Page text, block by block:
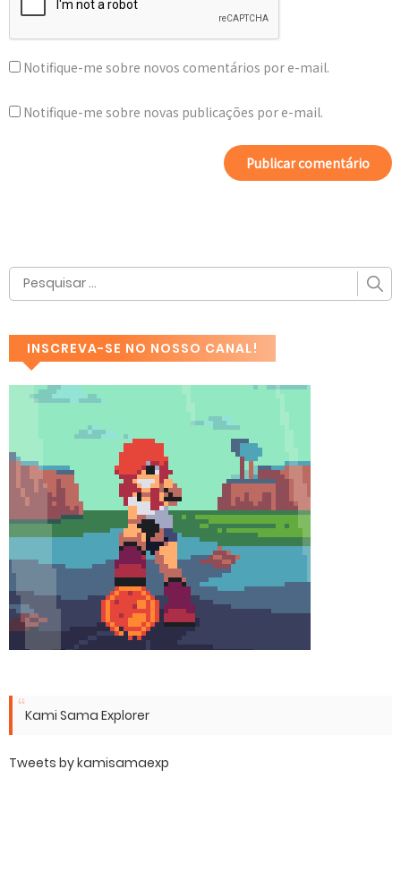
Notifique-me sobre novos comentários por e-mail.
Notifique-me sobre novas publicações por e-mail.
INSCREVA-SE NO NOSSO CANAL!
Kami Sama Explorer
Tweets by kamisamaexp